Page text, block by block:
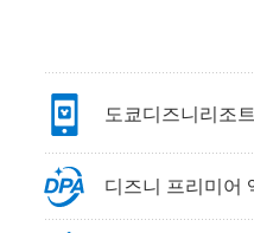
도쿄디즈니리조
디즈니 프리미어